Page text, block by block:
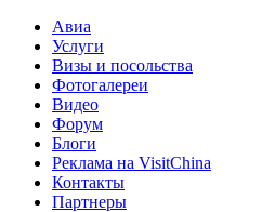
Авиа
Услуги
Визы и посольства
Фотогалереи
Видео
Форум
Блоги
Реклама на VisitChina
Контакты
Партнеры